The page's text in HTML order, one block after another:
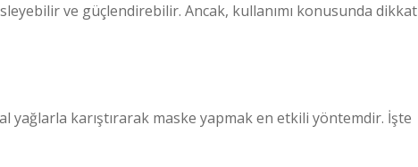
ve güçlendirebilir. Ancak, kullanımı konusunda dikkat
yağlarla karıştırarak maske yapmak en etkili yöntemdir. İşte